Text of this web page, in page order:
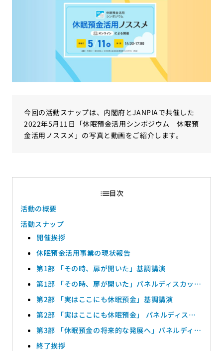
今回の活動スナップは、内閣府とJANPIAで共催した
2022年5月11日「休眠預金活用シンポジウム 休眠預
金活用ノススメ」の写真と動画をご紹介します。
活動の概要
活動スナップ
開催挨拶
休眠預金活用事業の現状報告
第1部 「その時、扉が開いた」基調講演
第1部 「その時、扉が開いた」パネルディスカッシ
ョン
第2部 「実はここにも休眠預金」基調講演
第2部 「実はここにも休眠預金」 パネルディスカ
ッション
第3部 「休眠預金の将来的な発展へ」パネルディス
カッション
終了挨拶